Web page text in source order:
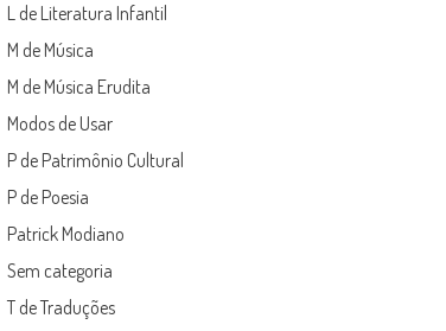
L de Literatura Infantil
M de Música
M de Música Erudita
Modos de Usar
P de Patrimônio Cultural
P de Poesia
Patrick Modiano
Sem categoria
T de Traduções